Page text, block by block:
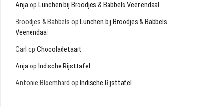
Anjaop Lunchen bij Broodjes & Babbels Veenendaal
Broodjes & Babbels op Lunchen bij Broodjes & Babbels
Veenendaal
Carl op Chocoladetaart
Anjaop Indische Rijsttafel
Antonie Bloemhard op Indische Rijsttafel